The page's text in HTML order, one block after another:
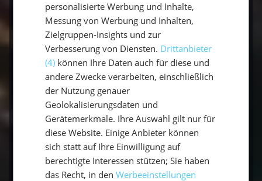
Region entdecken möchtest oder einfach nur
entspannen willst - hier findest du alles, was
dein Herz begehrt. Also, wann beginnt deine
Segelreise durch die Balearen?
Kontakt
Buchen
personalisierte Werbung und Inhalte,
Messung von Werbung und Inhalten,
Zielgruppen-Insights und zur
Verbesserung von Diensten. Drittanbieter
(4) können Ihre Daten auch für diese und
andere Zwecke verarbeiten, einschließlich
der Nutzung genauer
Geolokalisierungsdaten und
Gerätemerkmale. Ihre Auswahl gilt nur für
diese Website. Einige Anbieter können
sich statt auf Ihre Einwilligung auf
berechtigte Interessen stützen; Sie haben
das Recht, in denWerbeeinstellungen